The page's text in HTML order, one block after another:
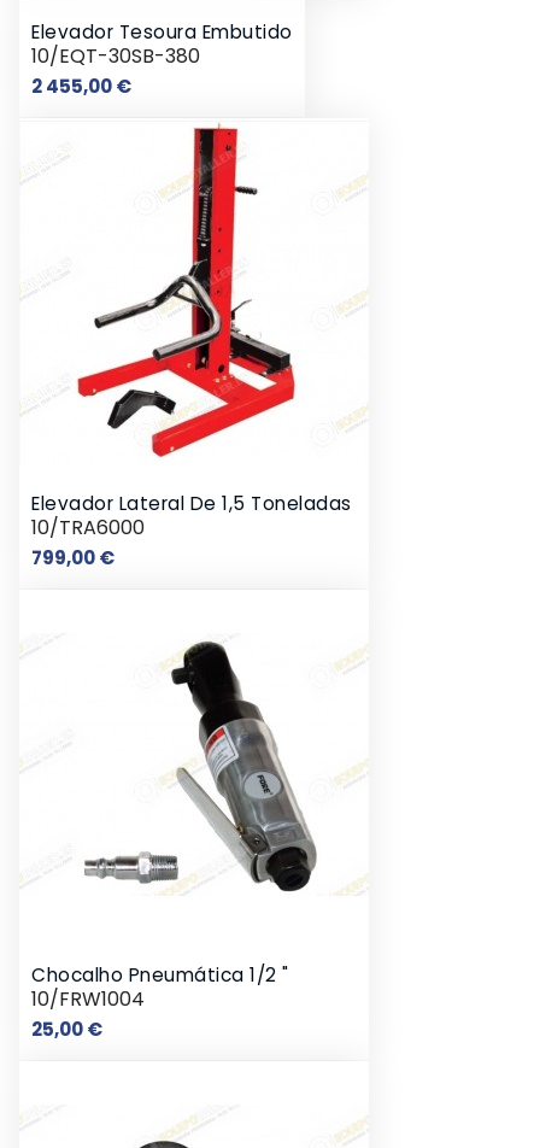
Elevador Tesoura Embutido
10/EQT-30SB-380
2 455,00 €Preço
Elevador Lateral De 1,5 Toneladas
10/TRA6000
799,00 €Preço
Chocalho Pneumática 1/2 "
10/FRW1004
25,00 €Preço